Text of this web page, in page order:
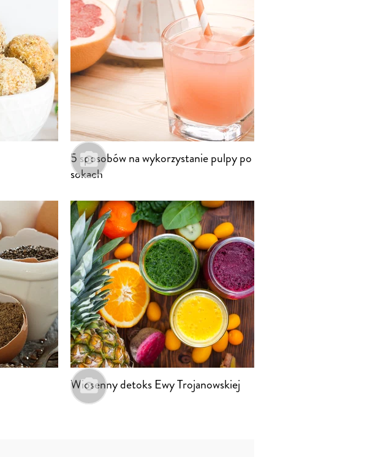
5 sposobów na wykorzystanie pulpy po
sokach
Wiosenny detoks Ewy Trojanowskiej